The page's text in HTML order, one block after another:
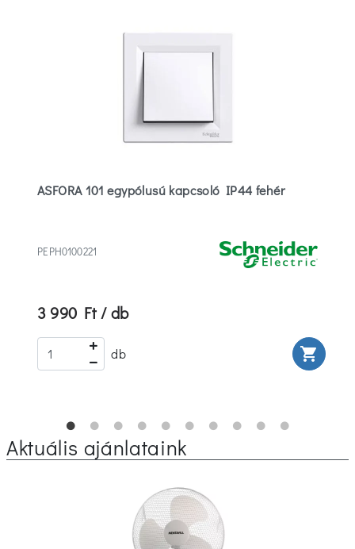
ASFORA 101 egypólusú kapcsoló IP44 fehér
PEPH0100221
3 990 Ft / db
db shopping_cart
Aktuális ajánlataink